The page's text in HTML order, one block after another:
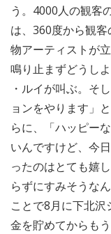
う。4000人の観客
は、360度から観
物アーティストが
鳴り止まずどうし
・ルイが叫ぶ。そ
ョンをやります」
らに、「ハッピー
いんですけど、今
ったのはとても嬉
らずにすみそうな
ことで8月に下北沢
金を貯めてからも